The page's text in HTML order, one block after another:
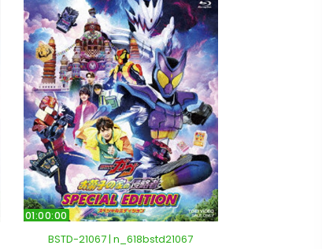
01:00:00
BSTD-21067 | n_618bstd21067